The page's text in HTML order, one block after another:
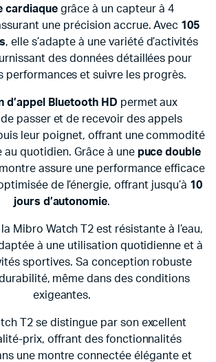
cardiaquegrâce à un capteur à 4
une précision accrue. Avec 105
, elle s’adapte à une variété d’activités
des données détaillées pour
performances et suivre les progrès.
d’appel Bluetooth HD permet aux
passer et de recevoir des appels
leur poignet, offrant une commodité
au quotidien. Grâce à une puce double
assure une performance efficace
de l’énergie, offrant jusqu’à 10
jours d’autonomie.
la Mibro Watch T2 est résistante à l’eau,
à une utilisation quotidienne et à
sportives. Sa conception robuste
même dans des conditions
exigeantes.
T2 se distingue par son excellent
prix, offrant des fonctionnalités
une montre connectée élégante et